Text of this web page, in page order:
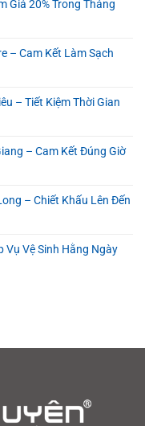
Giá 20% Trong Tháng
– Cam Kết Làm Sạch
– Tiết Kiệm Thời Gian
– Cam Kết Đúng Giờ
– Chiết Khấu Lên Đến
Vụ Vệ Sinh Hằng Ngày